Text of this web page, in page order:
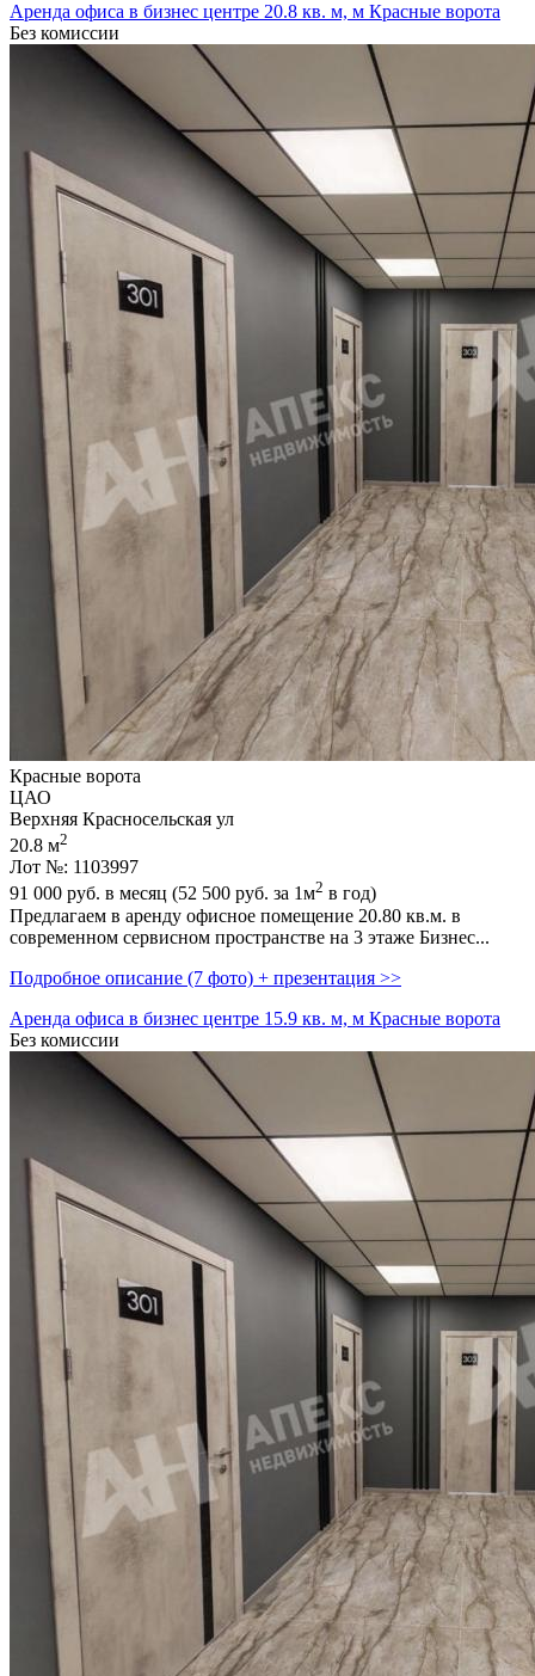
Аренда офиса в бизнес центре 20.8 кв. м, м Красные ворота
Без комиссии
Красные ворота
ЦАО
Верхняя Красносельская ул
20.8 м2
Лот №: 1103997
91 000 руб. в месяц (52 500 руб. за 1м2 в год)
Предлагаем в аренду офисное помещение 20.80 кв.м. в
современном сервисном пространстве на 3 этаже Бизнес...
Подробное описание (7 фото) + презентация >>
Аренда офиса в бизнес центре 15.9 кв. м, м Красные ворота
Без комиссии